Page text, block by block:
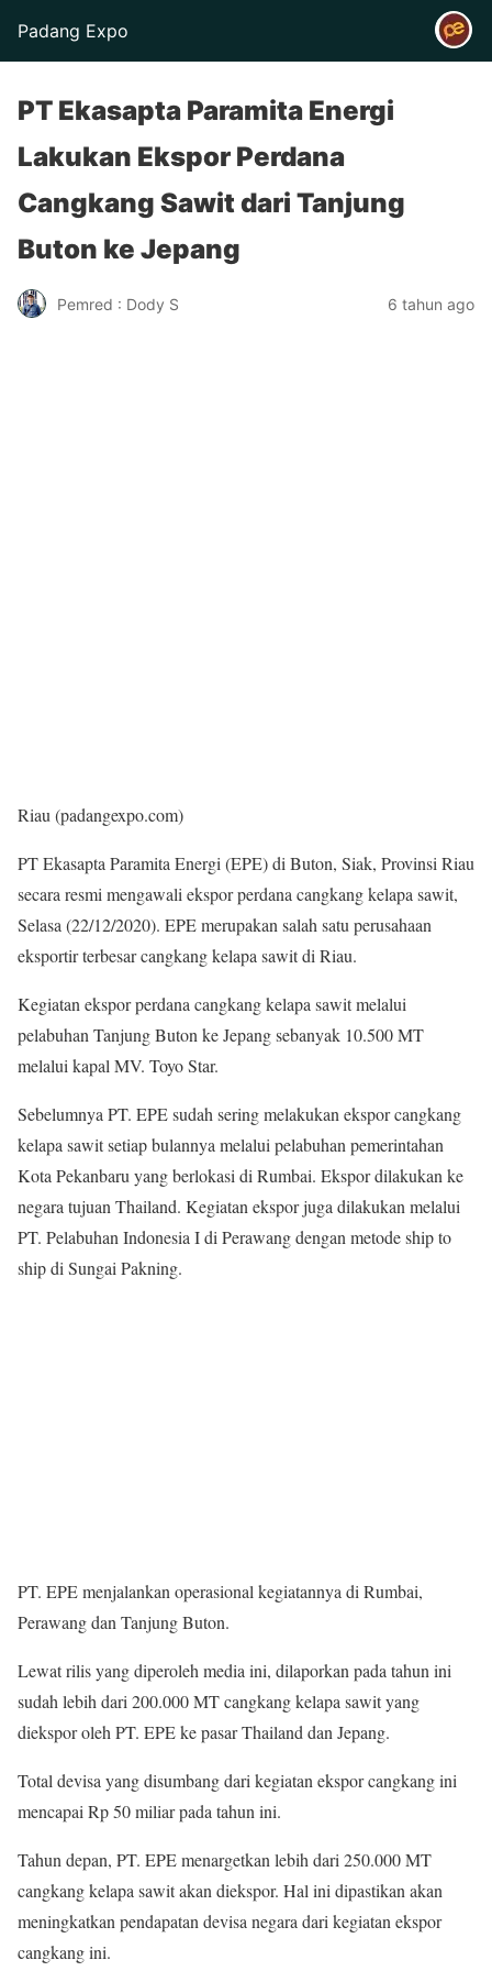
Padang Expo
PT Ekasapta Paramita Energi
Lakukan Ekspor Perdana
Cangkang Sawit dari Tanjung
Buton ke Jepang
Pemred : Dody S 6 tahun ago
Riau (padangexpo.com)
PT Ekasapta Paramita Energi (EPE) di Buton, Siak, Provinsi Riau
secara resmi mengawali ekspor perdana cangkang kelapa sawit,
Selasa (22/12/2020). EPE merupakan salah satu perusahaan
eksportir terbesar cangkang kelapa sawit di Riau.
Kegiatan ekspor perdana cangkang kelapa sawit melalui
pelabuhan Tanjung Buton ke Jepang sebanyak 10.500 MT
melalui kapal MV. Toyo Star.
Sebelumnya PT. EPE sudah sering melakukan ekspor cangkang
kelapa sawit setiap bulannya melalui pelabuhan pemerintahan
Kota Pekanbaru yang berlokasi di Rumbai. Ekspor dilakukan ke
negara tujuan Thailand. Kegiatan ekspor juga dilakukan melalui
PT. Pelabuhan Indonesia I di Perawang dengan metode ship to
ship di Sungai Pakning.
PT. EPE menjalankan operasional kegiatannya di Rumbai,
Perawang dan Tanjung Buton.
Lewat rilis yang diperoleh media ini, dilaporkan pada tahun ini
sudah lebih dari 200.000 MT cangkang kelapa sawit yang
diekspor oleh PT. EPE ke pasar Thailand dan Jepang.
Total devisa yang disumbang dari kegiatan ekspor cangkang ini
mencapai Rp 50 miliar pada tahun ini.
Tahun depan, PT. EPE menargetkan lebih dari 250.000 MT
cangkang kelapa sawit akan diekspor. Hal ini dipastikan akan
meningkatkan pendapatan devisa negara dari kegiatan ekspor
cangkang ini.